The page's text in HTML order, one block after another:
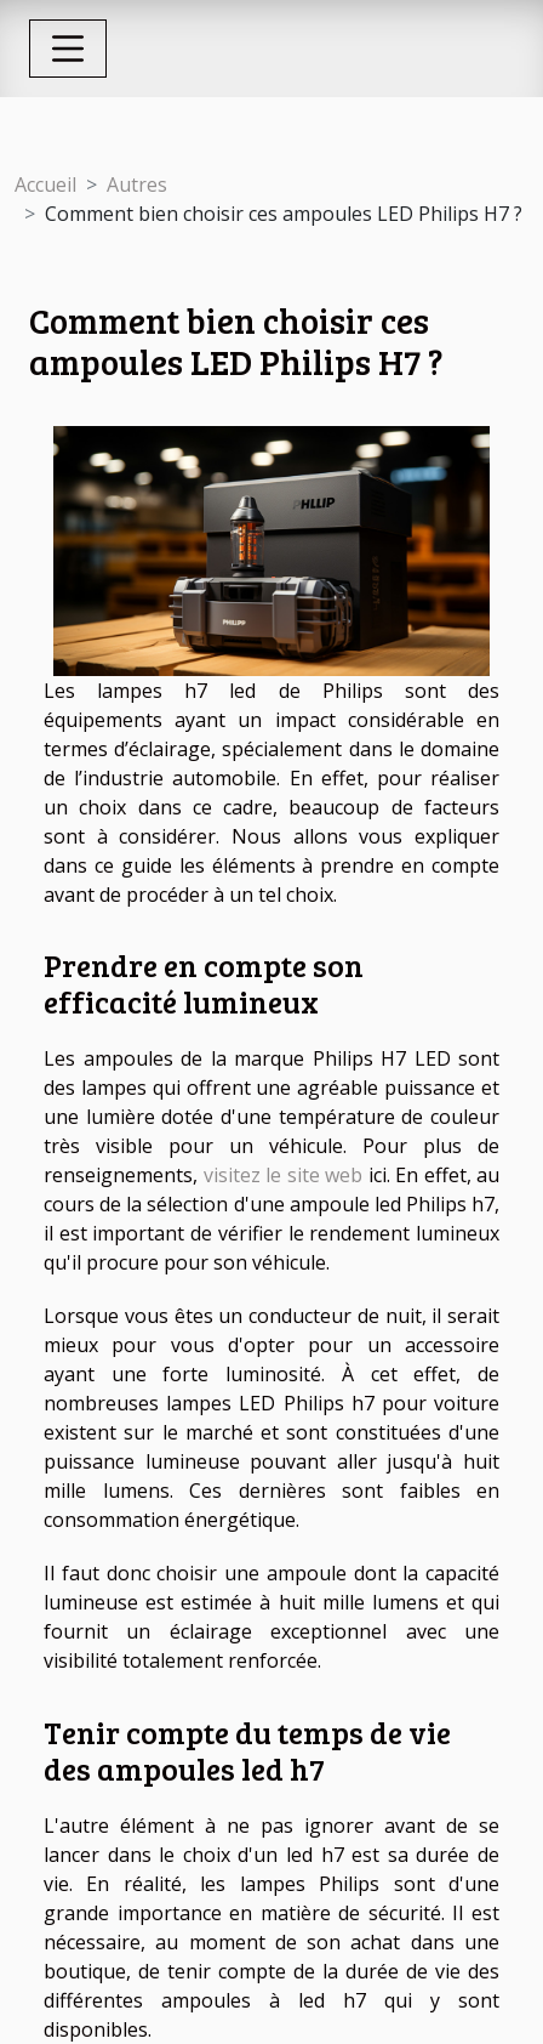
Accueil
Autres
Comment bien choisir ces ampoules LED Philips H7 ?
Comment bien choisir ces
ampoules LED Philips H7 ?
Les lampes h7 led de Philips sont des
équipements ayant un impact considérable en
termes d’éclairage, spécialement dans le domaine
de l’industrie automobile. En effet, pour réaliser
un choix dans ce cadre, beaucoup de facteurs
sont à considérer. Nous allons vous expliquer
dans ce guide les éléments à prendre en compte
avant de procéder à un tel choix.
Prendre en compte son
efficacité lumineux
Les ampoules de la marque Philips H7 LED sont
des lampes qui offrent une agréable puissance et
une lumière dotée d'une température de couleur
très visible pour un véhicule. Pour plus de
renseignements, visitez le site web ici. En effet, au
cours de la sélection d'une ampoule led Philips h7,
il est important de vérifier le rendement lumineux
qu'il procure pour son véhicule.
Lorsque vous êtes un conducteur de nuit, il serait
mieux pour vous d'opter pour un accessoire
ayant une forte luminosité. À cet effet, de
nombreuses lampes LED Philips h7 pour voiture
existent sur le marché et sont constituées d'une
puissance lumineuse pouvant aller jusqu'à huit
mille lumens. Ces dernières sont faibles en
consommation énergétique.
Il faut donc choisir une ampoule dont la capacité
lumineuse est estimée à huit mille lumens et qui
fournit un éclairage exceptionnel avec une
visibilité totalement renforcée.
Tenir compte du temps de vie
des ampoules led h7
L'autre élément à ne pas ignorer avant de se
lancer dans le choix d'un led h7 est sa durée de
vie. En réalité, les lampes Philips sont d'une
grande importance en matière de sécurité. Il est
nécessaire, au moment de son achat dans une
boutique, de tenir compte de la durée de vie des
différentes ampoules à led h7 qui y sont
disponibles.